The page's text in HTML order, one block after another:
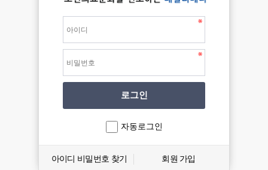
자동로그인
아이디 비밀번호 찾기 회원 가입